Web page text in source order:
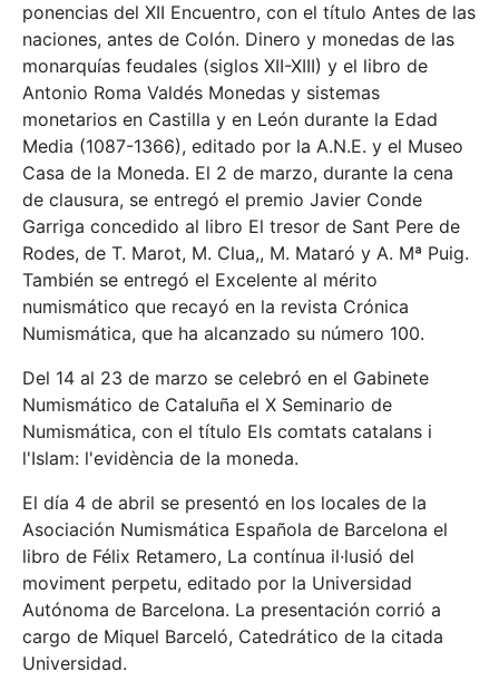
ponencias del XII Encuentro, con el título Antes de las
naciones, antes de Colón. Dinero y monedas de las
monarquías feudales (siglos XII-XIII) y el libro de
Antonio Roma Valdés Monedas y sistemas
monetarios en Castilla y en León durante la Edad
Media (1087-1366), editado por la A.N.E. y el Museo
Casa de la Moneda. El 2 de marzo, durante la cena
de clausura, se entregó el premio Javier Conde
Garriga concedido al libro El tresor de Sant Pere de
Rodes, de T. Marot, M. Clua,, M. Mataró y A. Mª Puig.
También se entregó el Excelente al mérito
numismático que recayó en la revista Crónica
Numismática, que ha alcanzado su número 100.
Del 14 al 23 de marzo se celebró en el Gabinete
Numismático de Cataluña el X Seminario de
Numismática, con el título Els comtats catalans i
l'Islam: l'evidència de la moneda.
El día 4 de abril se presentó en los locales de la
Asociación Numismática Española de Barcelona el
libro de Félix Retamero, La contínua il·lusió del
moviment perpetu, editado por la Universidad
Autónoma de Barcelona. La presentación corrió a
cargo de Miquel Barceló, Catedrático de la citada
Universidad.